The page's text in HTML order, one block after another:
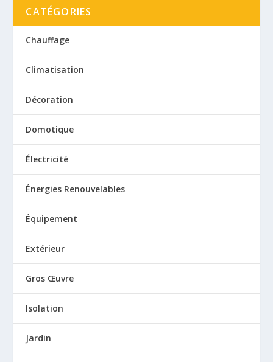
CATÉGORIES
Chauffage
Climatisation
Décoration
Domotique
Électricité
Énergies Renouvelables
Équipement
Extérieur
Gros Œuvre
Isolation
Jardin